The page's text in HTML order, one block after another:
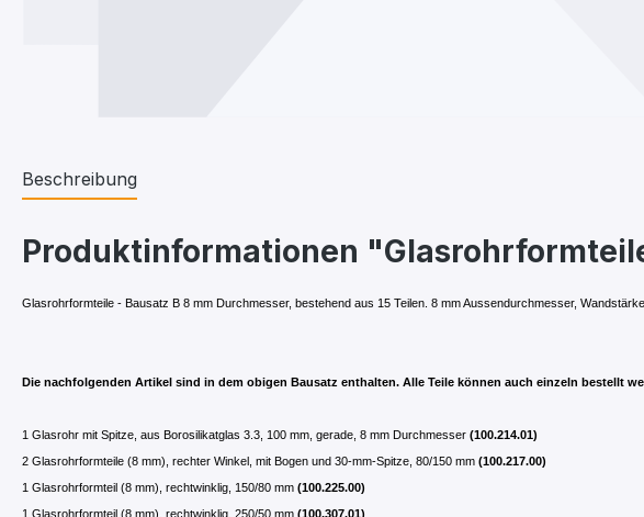
Beschreibung
Produktinformationen
Glasrohrformteile - Bausatz B 8 mm Durchmesser, bestehend aus 15 Teilen. 8 mm Aussendurchmesser,
Die nachfolgenden Artikel sind in dem obigen Bausatz enthalten. Alle Teile können auch einzeln bestellt
1 Glasrohr mit Spitze, aus Borosilikatglas 3.3, 100 mm, gerade, 8 mm Durchmesser (100.214.01)
2 Glasrohrformteile (8 mm), rechter Winkel, mit Bogen und 30-mm-Spitze, 80/150 mm (100.217.00)
1 Glasrohrformteil (8 mm), rechtwinklig, 150/80 mm (100.225.00)
1 Glasrohrformteil (8 mm), rechtwinklig, 250/50 mm (100.307.01)